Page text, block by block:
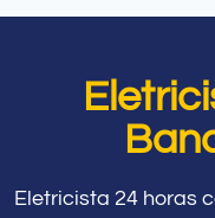
Eletricista 24 horas